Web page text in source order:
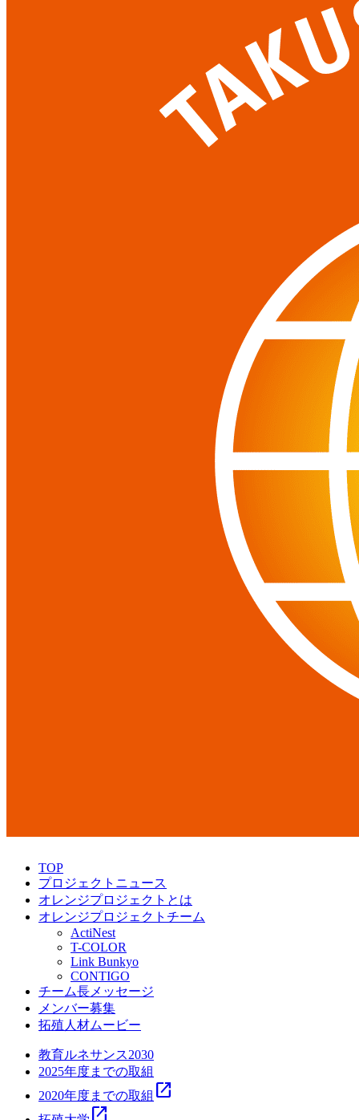
TOP
プロジェクトニュース
オレンジプロジェクトとは
オレンジプロジェクトチーム
ActiNest
T-COLOR
Link Bunkyo
CONTIGO
チーム長メッセージ
メンバー募集
拓殖人材ムービー
教育ルネサンス2030
2025年度までの取組
2020年度までの取組 open_in_new
open_in_new